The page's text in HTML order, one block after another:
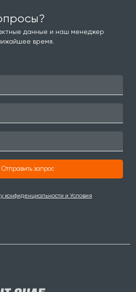
данные и наш менеджер
время.
Отправить запрос
конфиденциальности и Условия